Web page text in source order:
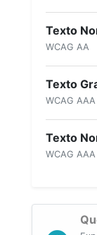
Texto
WCAG AA
Texto
WCAG AAA
Texto
WCAG AAA